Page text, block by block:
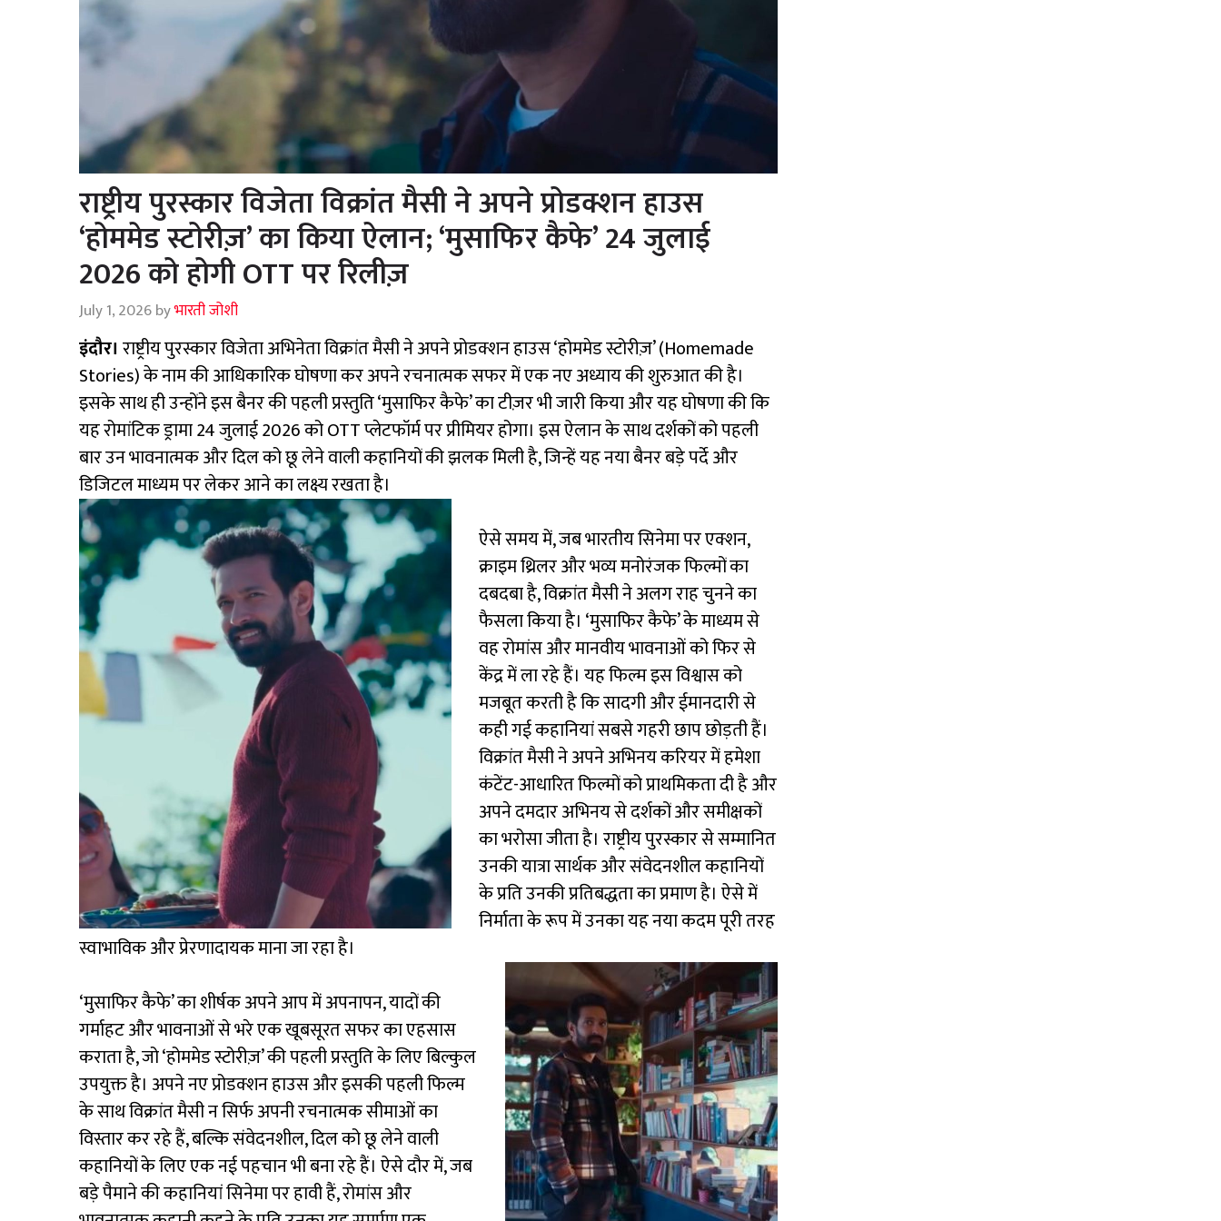
राष्ट्रीय पुरस्कार विजेता विक्रांत मैसी ने अपने प्रोडक्शन हाउस
‘होममेड स्टोरीज़’ का किया ऐलान; ‘मुसाफिर कैफे’ 24 जुलाई
2026 को होगी OTT पर रिलीज़
July 1, 2026byभारती जोशी
इंदौर। राष्ट्रीय पुरस्कार विजेता अभिनेता विक्रांत मैसी ने अपने प्रोडक्शन हाउस ‘होममेड स्टोरीज़’ (Homemade
Stories) के नाम की आधिकारिक घोषणा कर अपने रचनात्मक सफर में एक नए अध्याय की शुरुआत की है।
इसके साथ ही उन्होंने इस बैनर की पहली प्रस्तुति ‘मुसाफिर कैफे’ का टीज़र भी जारी किया और यह घोषणा की कि
यह रोमांटिक ड्रामा 24 जुलाई 2026 को OTT प्लेटफॉर्म पर प्रीमियर होगा। इस ऐलान के साथ दर्शकों को पहली
बार उन भावनात्मक और दिल को छू लेने वाली कहानियों की झलक मिली है, जिन्हें यह नया बैनर बड़े पर्दे और
डिजिटल माध्यम पर लेकर आने का लक्ष्य रखता है।
ऐसे समय में, जब भारतीय सिनेमा पर एक्शन,
क्राइम थ्रिलर और भव्य मनोरंजक फिल्मों का
दबदबा है, विक्रांत मैसी ने अलग राह चुनने का
फैसला किया है। ‘मुसाफिर कैफे’ के माध्यम से
वह रोमांस और मानवीय भावनाओं को फिर से
केंद्र में ला रहे हैं। यह फिल्म इस विश्वास को
मजबूत करती है कि सादगी और ईमानदारी से
कही गई कहानियां सबसे गहरी छाप छोड़ती हैं।
विक्रांत मैसी ने अपने अभिनय करियर में हमेशा
कंटेंट-आधारित फिल्मों को प्राथमिकता दी है और
अपने दमदार अभिनय से दर्शकों और समीक्षकों
का भरोसा जीता है। राष्ट्रीय पुरस्कार से सम्मानित
उनकी यात्रा सार्थक और संवेदनशील कहानियों
के प्रति उनकी प्रतिबद्धता का प्रमाण है। ऐसे में
निर्माता के रूप में उनका यह नया कदम पूरी तरह
स्वाभाविक और प्रेरणादायक माना जा रहा है।
‘मुसाफिर कैफे’ का शीर्षक अपने आप में अपनापन, यादों की
गर्माहट और भावनाओं से भरे एक खूबसूरत सफर का एहसास
कराता है, जो ‘होममेड स्टोरीज़’ की पहली प्रस्तुति के लिए बिल्कुल
उपयुक्त है। अपने नए प्रोडक्शन हाउस और इसकी पहली फिल्म
के साथ विक्रांत मैसी न सिर्फ अपनी रचनात्मक सीमाओं का
विस्तार कर रहे हैं, बल्कि संवेदनशील, दिल को छू लेने वाली
कहानियों के लिए एक नई पहचान भी बना रहे हैं। ऐसे दौर में, जब
बड़े पैमाने की कहानियां सिनेमा पर हावी हैं, रोमांस और